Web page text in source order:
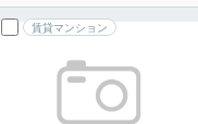
賃貸マンション